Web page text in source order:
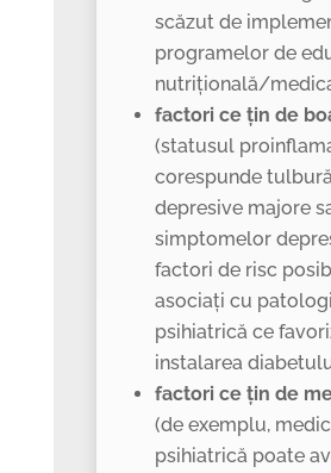
scăzut de
programelor de
nutrițională/
factori ce țin de
(statusul
corespunde
depresive majore
simptomelor
factori de risc
asociați cu
psihiatrică ce
instalarea
factori ce țin de
(de exemplu,
psihiatrică poate